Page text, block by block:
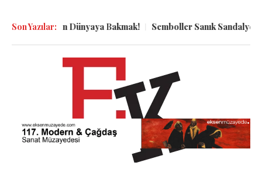
Son Yazılar:
Dibinden Dünyaya Bakmak! Semboller Sanık Sandalyesinde: